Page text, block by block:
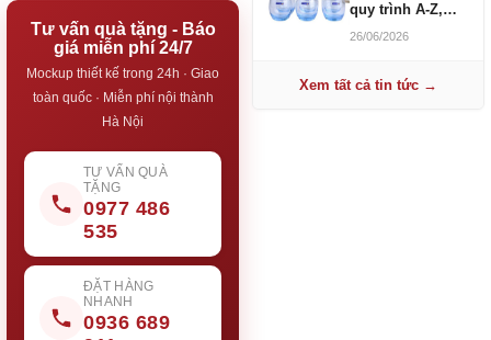
Tư vấn quà tặng - Báo
giá miễn phí 24/7
Mockup thiết kế trong 24h · Giao
toàn quốc · Miễn phí nội thành
Hà Nội
TƯ VẤN QUÀ
TẶNG
0977 486
535
ĐẶT HÀNG
NHANH
0936 689
quy trình A-Z,
báo giá và thời
26/06/2026
Xem tất cả tin tức →